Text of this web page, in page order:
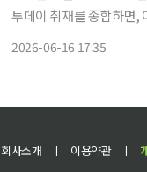
투데이 취재를 종합하면,
2026-06-16 17:35
회사소개 ㅣ 이용약관 ㅣ